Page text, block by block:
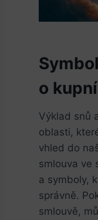
o
Výklad snů
oblasti,
vhled do
smlouva ve
a symboly,
správně.
smlouvě,